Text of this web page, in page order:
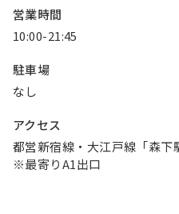
営業時間
10:00-21:45
駐車場
なし
アクセス
都営新宿線・大江戸線「森下
※最寄りA1出口